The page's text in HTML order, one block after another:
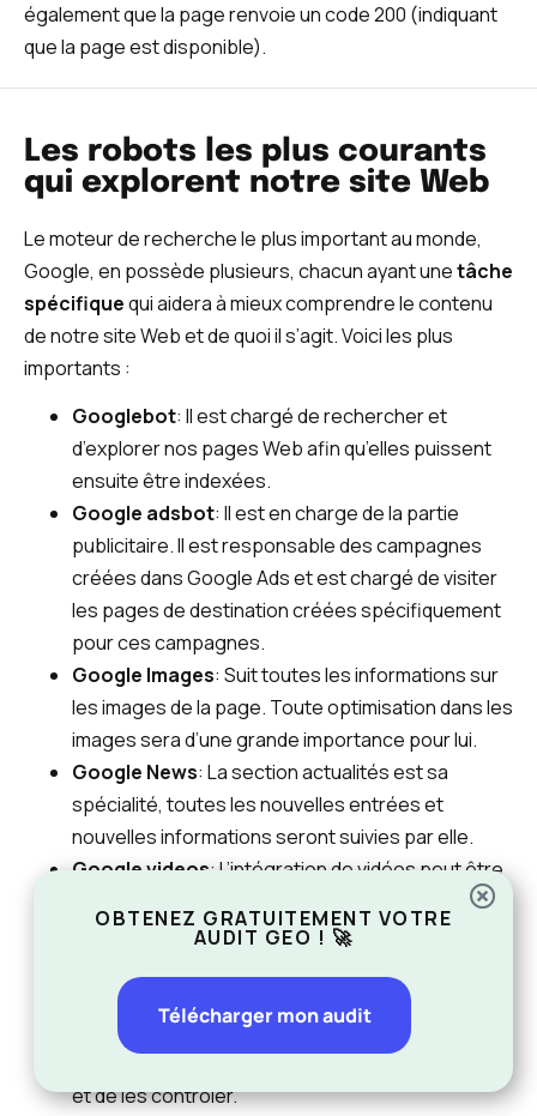
également que la page renvoie un code 200 (indiquant
que la page est disponible).
Les robots les plus courants
qui explorent notre site Web
Le moteur de recherche le plus important au monde,
Google, en possède plusieurs, chacun ayant unetâche
spécifiquequi aidera à mieux comprendre le contenu
de notre site Web et de quoi il s’agit. Voici les plus
importants :
Googlebot: Il est chargé de rechercher et
d’explorer nos pages Web afin qu’elles puissent
ensuite être indexées.
Google adsbot: Il est en charge de la partie
publicitaire. Il est responsable des campagnes
créées dans Google Ads et est chargé de visiter
les pages de destination créées spécifiquement
pour ces campagnes.
Google Images: Suit toutes les informations sur
les images de la page. Toute optimisation dans les
images sera d’une grande importance pour lui.
Google News: La section actualités est sa
spécialité, toutes les nouvelles entrées et
nouvelles informations seront suivies par elle.
Google videos: L’intégration de vidéos peut être
pertinente pour certains contenus, c’est pourquoi
Google dispose d’un BOT spécifique pour cette
Google adsense
: La publicité est un moyen de
monétiser vos pages. Il est chargé de suivre
et de les contrôler.
OBTENEZ GRATUITEMENT VOTRE
AUDIT GEO ! 🚀
Télécharger mon audit